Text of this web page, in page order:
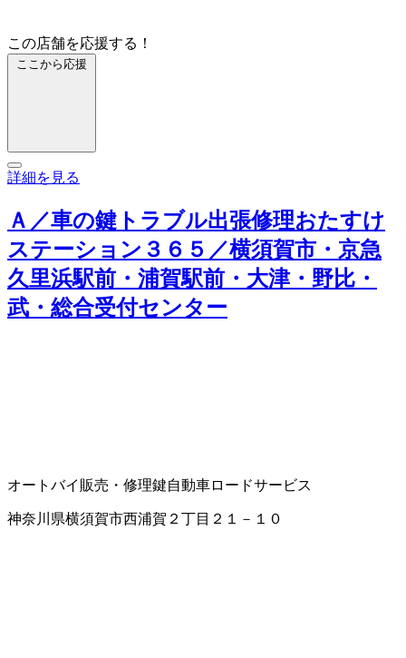
この店舗を応援する！
ここから応援
詳細を見る
Ａ／車の鍵トラブル出張修理おたすけ
ステーション３６５／横須賀市・京急
久里浜駅前・浦賀駅前・大津・野比・
武・総合受付センター
オートバイ販売・修理鍵自動車ロードサービス
神奈川県横須賀市西浦賀２丁目２１－１０